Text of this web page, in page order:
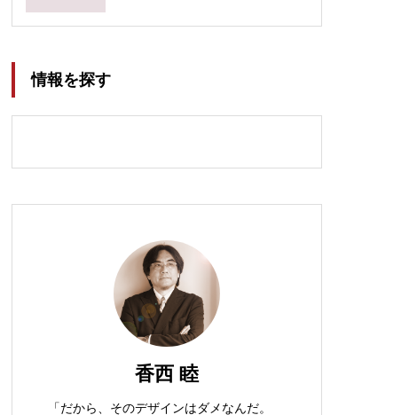
情報を探す
香西 睦
「だから、そのデザインはダメなんだ。